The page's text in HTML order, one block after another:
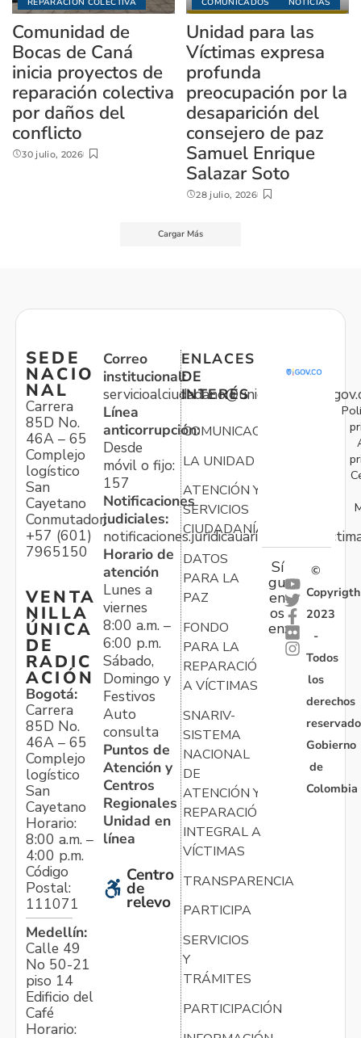
Comunidad de
Bocas de Caná
inicia proyectos de
reparación colectiva
por daños del
conflicto
30 julio, 2026
Unidad para las
Víctimas expresa
profunda
preocupación por la
desaparición del
consejero de paz
Samuel Enrique
Salazar Soto
28 julio, 2026
Cargar Más
SEDE
NACIO
NAL
Carrera
85D No.
46A – 65
Complejo
logístico
San
Cayetano
Conmutador:
+57 (601)
7965150
VENTA
NILLA
ÚNICA
DE
RADIC
ACIÓN
Bogotá:
Carrera
85D No.
46A – 65
Complejo
logístico
San
Cayetano
Horario:
8:00 a.m. –
4:00 p.m.
Código
Postal:
111071
Medellín:
Calle 49
No 50-21
piso 14
Edificio del
Café
Horario:
Correo
institucional:
Línea
anticorrupción:
Desde
móvil o fijo:
157
Notificaciones
judiciales:
Horario de
atención
Lunes a
viernes
8:00 a.m. –
6:00 p.m.
Sábado,
Domingo y
Festivos
Auto
consulta
Puntos de
Atención y
Centros
Regionales
Unidad en
línea
Centro
de
relevo
ENLACES
DE
INTERÉS
COMUNICACIONES
LA UNIDAD
ATENCIÓN Y
SERVICIOS
CIUDADANÍA
DATOS
PARA LA
PAZ
FONDO
PARA LA
REPARACIÓN
A VÍCTIMAS
SNARIV-
SISTEMA
NACIONAL
DE
ATENCIÓN Y
REPARACIÓN
INTEGRAL A
VÍCTIMAS
TRANSPARENCIA
PARTICIPA
SERVICIOS
Y
TRÁMITES
PARTICIPACIÓN
Sí
gu
en
os
en:
©
Copyrigth
2023
-
Todos
los
derechos
Gobierno
de
Colombia